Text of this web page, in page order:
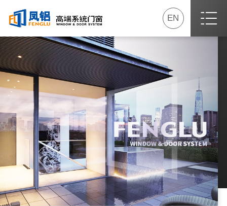
EN
首页
关于我们
最新动态
产品专区
我要加盟
服务专区